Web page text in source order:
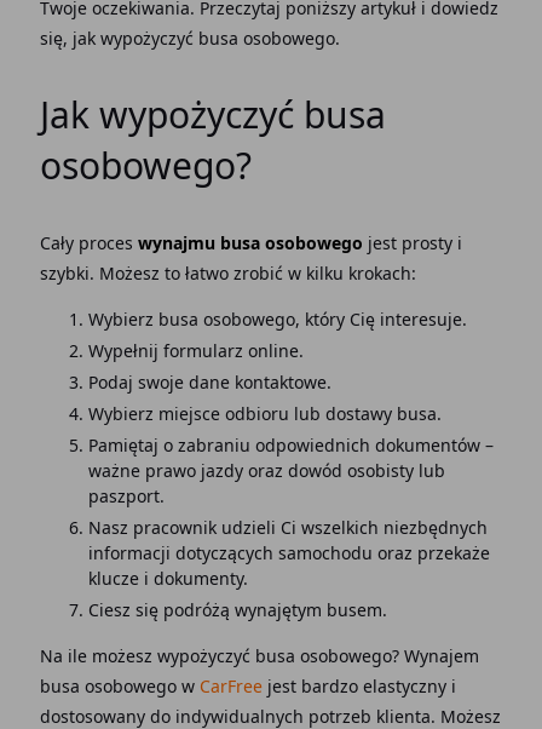
Twoje oczekiwania. Przeczytaj poniższy artykuł i dowiedz
się, jak wypożyczyć busa osobowego.
Jak wypożyczyć busa
osobowego?
Cały proces wynajmu busa osobowego jest prosty i
szybki. Możesz to łatwo zrobić w kilku krokach:
Wybierz busa osobowego, który Cię interesuje.
Wypełnij formularz online.
Podaj swoje dane kontaktowe.
Wybierz miejsce odbioru lub dostawy busa.
Pamiętaj o zabraniu odpowiednich dokumentów –
ważne prawo jazdy oraz dowód osobisty lub
paszport.
Nasz pracownik udzieli Ci wszelkich niezbędnych
informacji dotyczących samochodu oraz przekaże
klucze i dokumenty.
Ciesz się podróżą wynajętym busem.
Na ile możesz wypożyczyć busa osobowego? Wynajem
busa osobowego w CarFreejest bardzo elastyczny i
dostosowany do indywidualnych potrzeb klienta. Możesz